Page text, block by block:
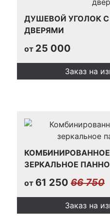
ДУШЕВОЙ УГОЛОК
ДВЕРЯМИ
от 25 000
Заказ на
ЗЕРКАЛЬНОЕ
от 61 250 66 750
Заказ на